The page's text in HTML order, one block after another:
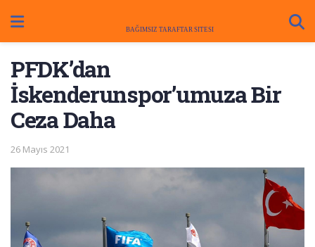
PFDK’dan
İskenderunspor’umuza Bir
Ceza Daha
26 Mayıs 2021